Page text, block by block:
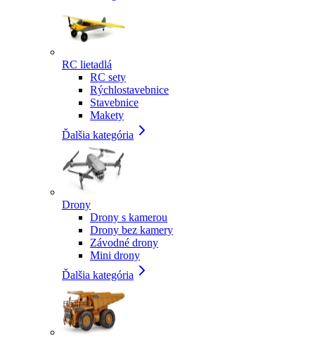
RC lietadlá
RC sety
Rýchlostavebnice
Stavebnice
Makety
Ďalšia kategória
Drony
Drony s kamerou
Drony bez kamery
Závodné drony
Mini drony
Ďalšia kategória